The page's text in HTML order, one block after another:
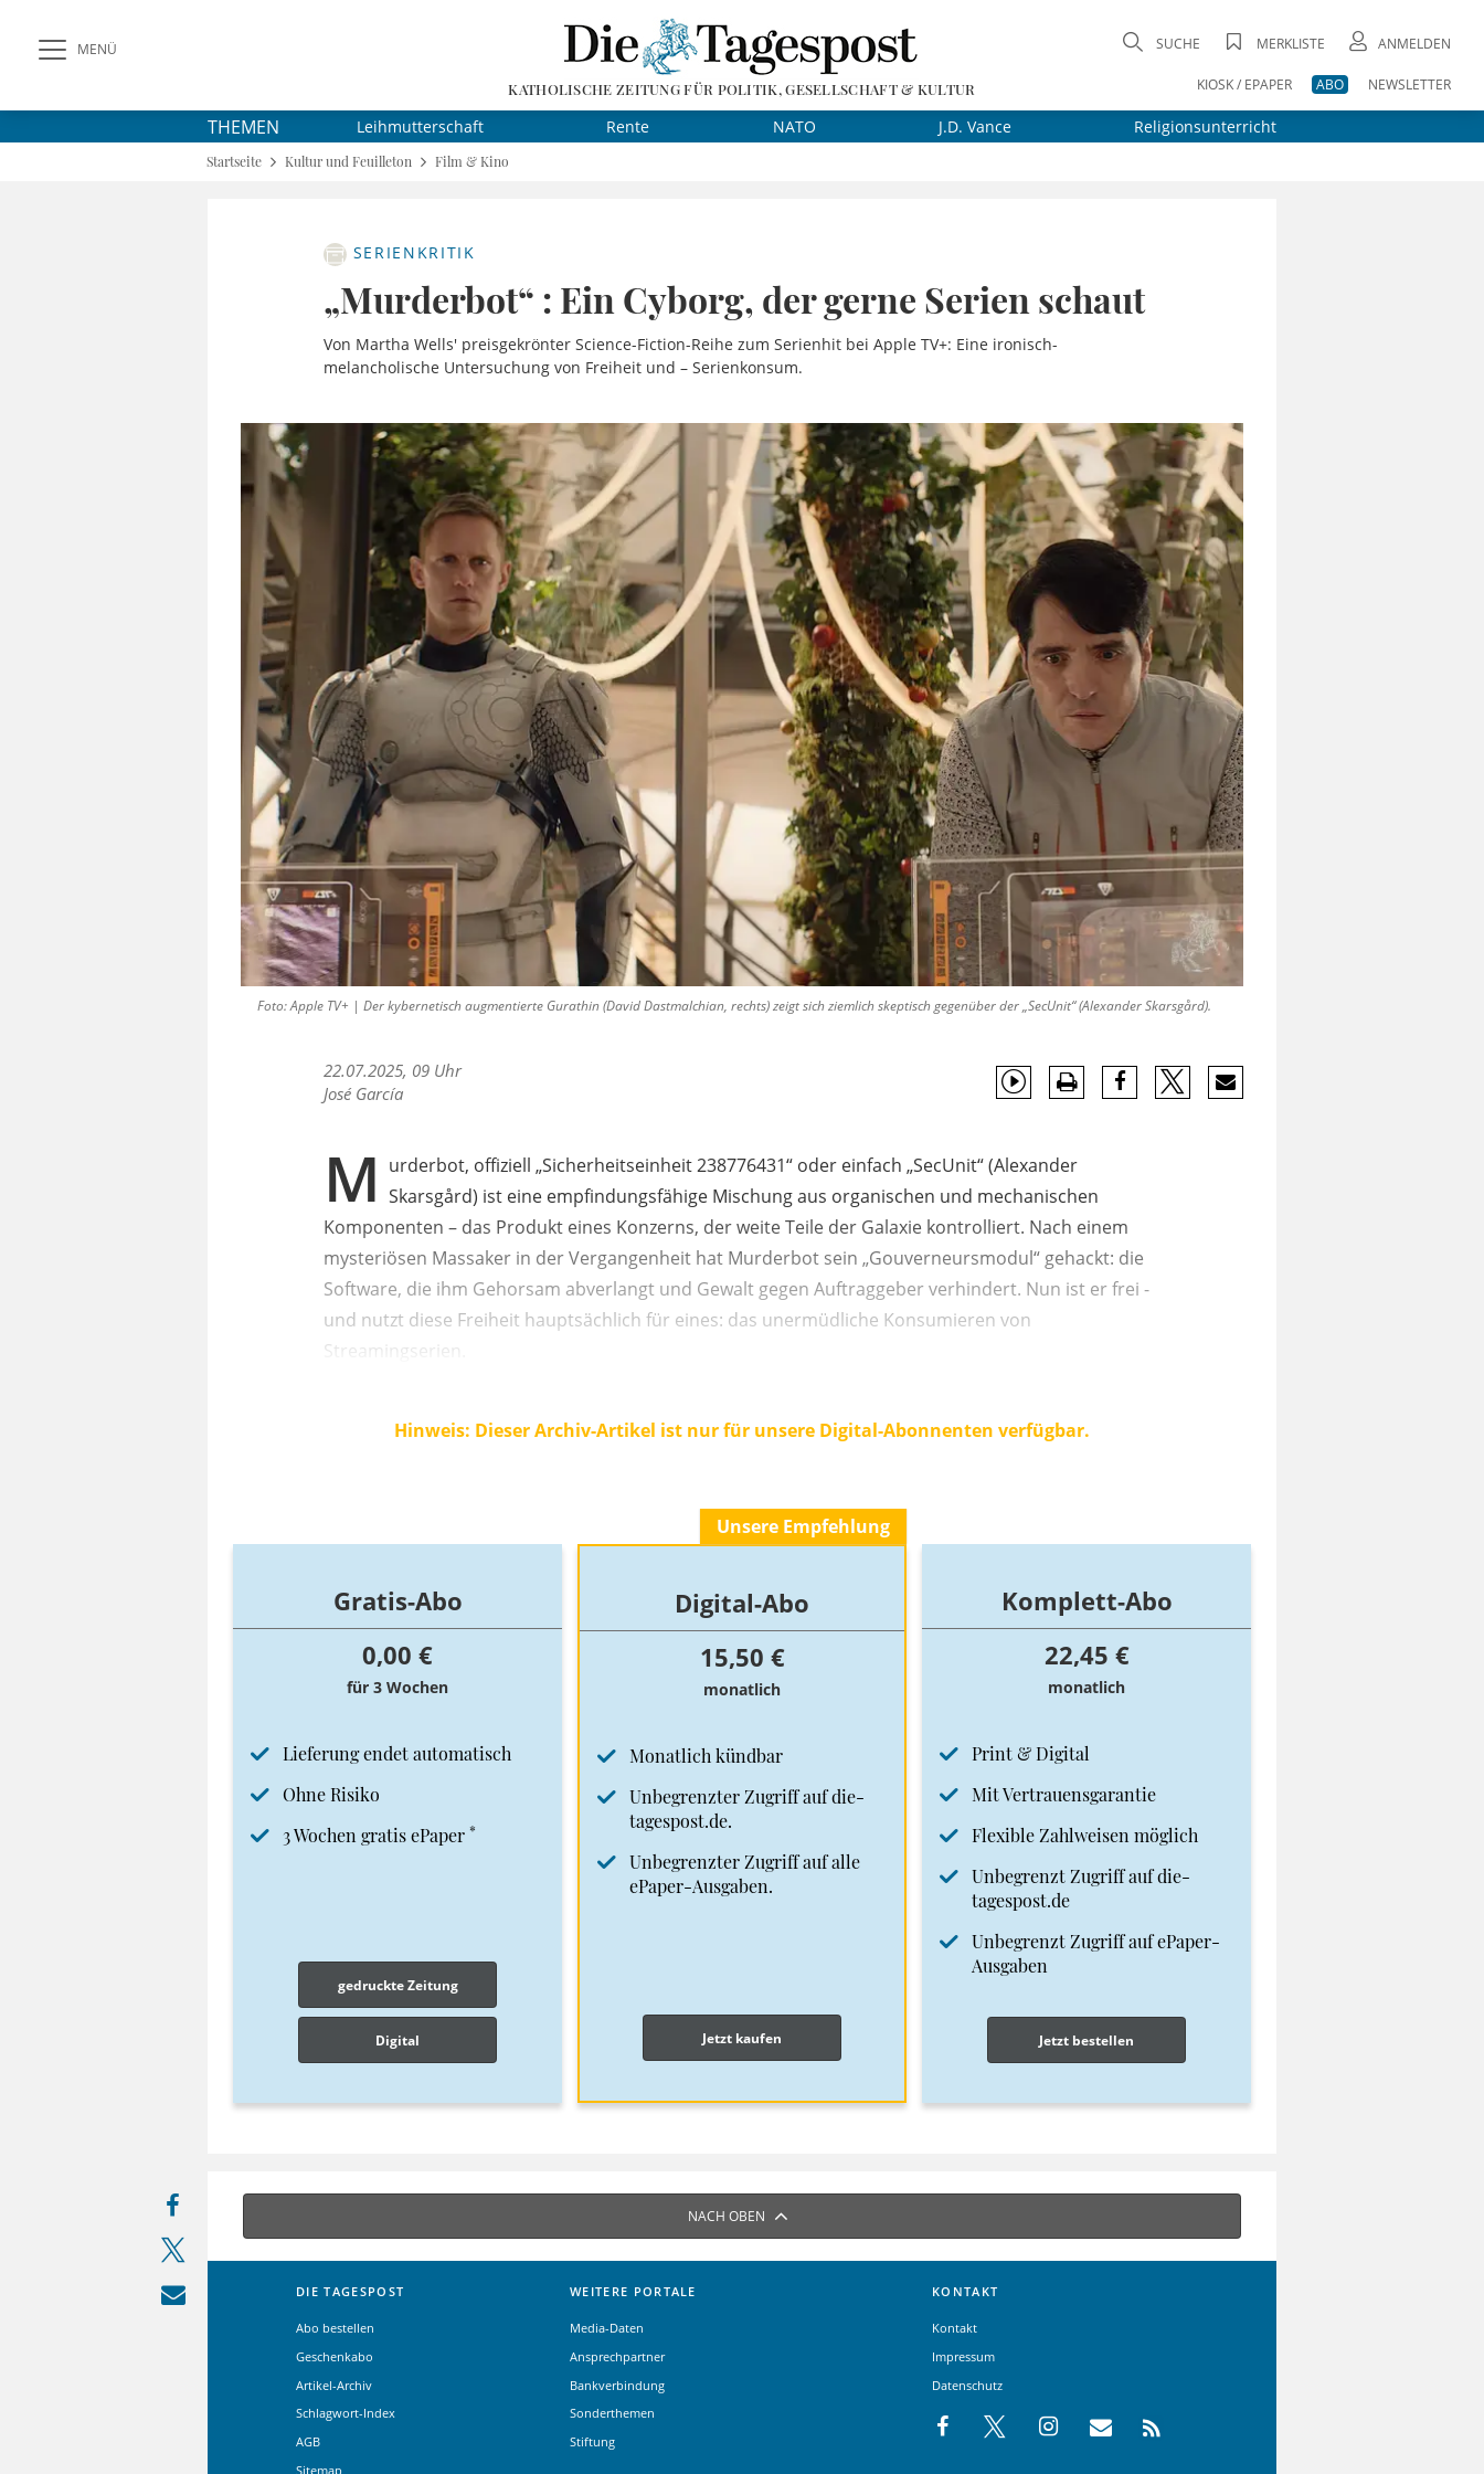
MENÜ
KATHOLISCHE ZEITUNG FÜR POLITIK, GESELLSCHAFT & KULTUR
SUCHE MERKLISTE ANMELDEN
KIOSK / EPAPER ABO NEWSLETTER
THEMEN Leihmutterschaft Rente NATO J.D. Vance Religionsunterricht
Startseite Kultur und Feuilleton Film & Kino
SERIENKRITIK
„Murderbot“ : Ein Cyborg, der gerne Serien schaut
Von Martha Wells' preisgekrönter Science-Fiction-Reihe zum Serienhit bei Apple TV+: Eine ironisch-
melancholische Untersuchung von Freiheit und – Serienkonsum.
Foto: Apple TV+ | Der kybernetisch augmentierte Gurathin (David Dastmalchian, rechts) zeigt sich ziemlich skeptisch gegenüber der „SecUnit“ (Alexander Skarsgård).
22.07.2025, 09 Uhr
José García
M urderbot, offiziell „Sicherheitseinheit 238776431“ oder einfach „SecUnit“ (Alexander
Skarsgård) ist eine empfindungsfähige Mischung aus organischen und mechanischen
Komponenten – das Produkt eines Konzerns, der weite Teile der Galaxie kontrolliert. Nach einem
mysteriösen Massaker in der Vergangenheit hat Murderbot sein „Gouverneursmodul“ gehackt: die
Software, die ihm Gehorsam abverlangt und Gewalt gegen Auftraggeber verhindert. Nun ist er frei -
und nutzt diese Freiheit hauptsächlich für eines: das unermüdliche Konsumieren von
Streamingserien.
Hinweis: Dieser Archiv-Artikel ist nur für unsere Digital-Abonnenten verfügbar.
Gratis-Abo
0,00 €
für 3 Wochen
Lieferung endet automatisch
Ohne Risiko
3 Wochen gratis ePaper *
gedruckte Zeitung
Digital
Unsere Empfehlung
Digital-Abo
15,50 €
monatlich
Monatlich kündbar
Unbegrenzter Zugriff auf die-
tagespost.de.
Unbegrenzter Zugriff auf alle
ePaper-Ausgaben.
Jetzt kaufen
Komplett-Abo
22,45 €
monatlich
Print & Digital
Mit Vertrauensgarantie
Flexible Zahlweisen möglich
Unbegrenzt Zugriff auf die-
tagespost.de
Unbegrenzt Zugriff auf ePaper-
Ausgaben
Jetzt bestellen
NACH OBEN
DIE TAGESPOST
Abo bestellen
Geschenkabo
Artikel-Archiv
Schlagwort-Index
AGB
Sitemap
WEITERE PORTALE
Media-Daten
Ansprechpartner
Bankverbindung
Sonderthemen
Stiftung
KONTAKT
Kontakt
Impressum
Datenschutz